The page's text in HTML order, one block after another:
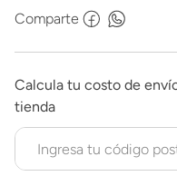
Comparte